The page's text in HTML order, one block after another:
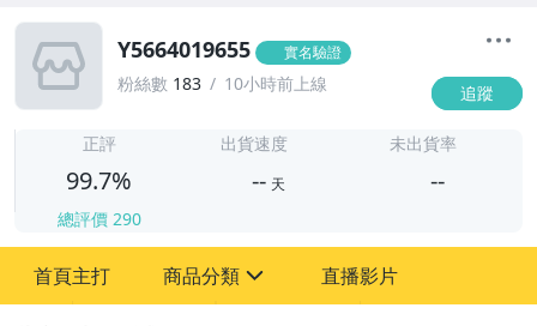
Y5664019655 實名驗證
粉絲數 183 10小時前上線 追蹤
正評
99.7%
總評價 290
出貨速度
-- 天
未出貨率
--
首頁主打 商品分類 直播影片